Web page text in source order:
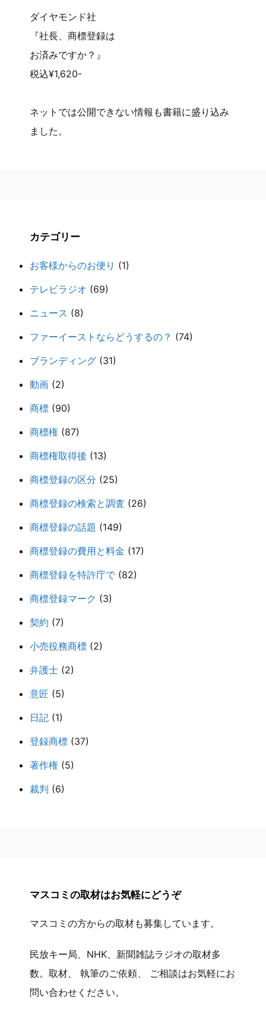
ダイヤモンド社
『社長、商標登録は
お済みですか？』
税込¥1,620-
ネットでは公開できない情報も書籍に盛り込み
ました。
カテゴリー
お客様からのお便り (1)
テレビラジオ (69)
ニュース (8)
ファーイーストならどうするの？ (74)
ブランディング (31)
動画 (2)
商標 (90)
商標権 (87)
商標権取得後 (13)
商標登録の区分 (25)
商標登録の検索と調査 (26)
商標登録の話題 (149)
商標登録の費用と料金 (17)
商標登録を特許庁で (82)
商標登録マーク (3)
契約 (7)
小売役務商標 (2)
弁護士 (2)
意匠 (5)
日記 (1)
登録商標 (37)
著作権 (5)
裁判 (6)
マスコミの取材はお気軽にどうぞ
マスコミの方からの取材も募集しています。
民放キー局、NHK、新聞雑誌ラジオの取材多
数。取材、 執筆のご依頼、 ご相談はお気軽にお
問い合わせください。